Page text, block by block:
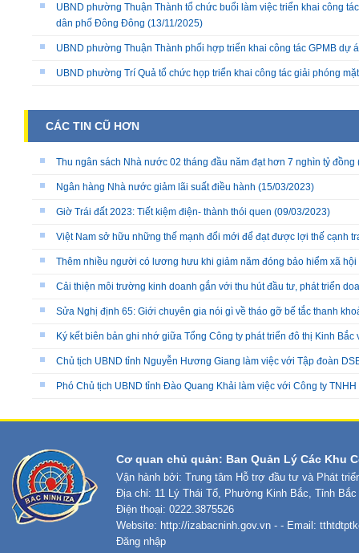
UBND phường Thuận Thành tổ chức buổi làm việc triển khai công
dân phố Đông Đông (13/11/2025)
UBND phường Thuận Thành phối hợp triển khai công tác GPMB dự
UBND phường Trí Quả tổ chức họp triển khai công tác giải phóng
CÁC TIN CŨ HƠN
Thu ngân sách Nhà nước 02 tháng đầu năm đạt hơn 7 nghìn tỷ đồng
Ngân hàng Nhà nước giảm lãi suất điều hành (15/03/2023)
Giờ Trái đất 2023: Tiết kiệm điện- thành thói quen (09/03/2023)
Việt Nam sở hữu những thế mạnh đổi mới để đạt được lợi thế cạnh
Thêm nhiều người có lương hưu khi giảm năm đóng bảo hiểm xã hội
Cải thiện môi trường kinh doanh gắn với thu hút đầu tư, phát triển
Sửa Nghị định 65: Giới chuyên gia nói gì về tháo gỡ bế tắc thanh
Ký kết biên bản ghi nhớ giữa Tổng Công ty phát triển đô thị Kinh Bắc
Chủ tịch UBND tỉnh Nguyễn Hương Giang làm việc với Tập đoàn
Phó Chủ tịch UBND tỉnh Đào Quang Khải làm việc với Công ty
Cơ quan chủ quản: Ban Quản Lý Các Khu
Vận hành bởi: Trung tâm Hỗ trợ đầu tư và Phát
Địa chỉ: 11 Lý Thái Tổ, Phường Kinh Bắc, Tỉnh Bắc
Điện thoại: 0222.3875526
Website: http://izabacninh.gov.vn - - Email:
Đăng nhập